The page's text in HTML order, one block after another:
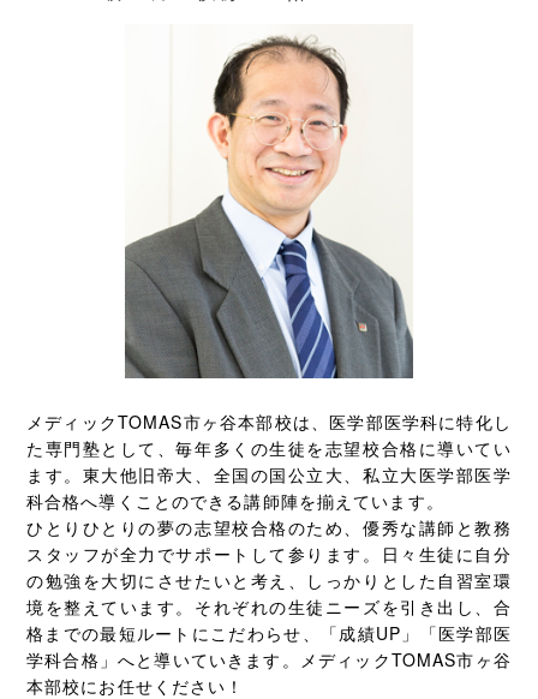
メディックTOMAS市ヶ谷本部校は、医学部医学科に特化し
た専門塾として、毎年多くの生徒を志望校合格に導いてい
ます。東大他旧帝大、全国の国公立大、私立大医学部医学
科合格へ導くことのできる講師陣を揃えています。
ひとりひとりの夢の志望校合格のため、優秀な講師と教務
スタッフが全力でサポートして参ります。日々生徒に自分
の勉強を大切にさせたいと考え、しっかりとした自習室環
境を整えています。それぞれの生徒ニーズを引き出し、合
格までの最短ルートにこだわらせ、「成績UP」「医学部医
学科合格」へと導いていきます。メディックTOMAS市ヶ谷
本部校にお任せください！